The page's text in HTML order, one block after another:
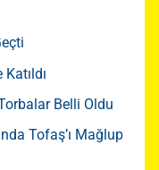
Belli Oldu
Tofaş’ı Mağlup